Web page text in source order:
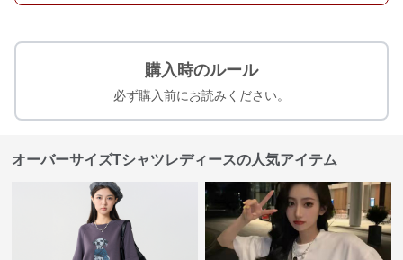
購入時のルール
必ず購入前にお読みください。
オーバーサイズTシャツレディースの人気アイテム